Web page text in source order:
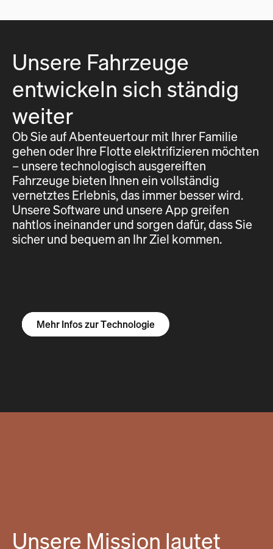
Unsere Fahrzeuge
entwickeln sich ständig
weiter
Ob Sie auf Abenteuertour mit Ihrer Familie
gehen oder Ihre Flotte elektrifizieren möchten
– unsere technologisch ausgereiften
Fahrzeuge bieten Ihnen ein vollständig
vernetztes Erlebnis, das immer besser wird.
Unsere Software und unsere App greifen
nahtlos ineinander und sorgen dafür, dass Sie
sicher und bequem an Ihr Ziel kommen.
Mehr Infos zum R1S
Mehr Infos zum R1T
Mehr Infos zu Vans
Mehr Infos zur Technologie
Unsere Mission lautet